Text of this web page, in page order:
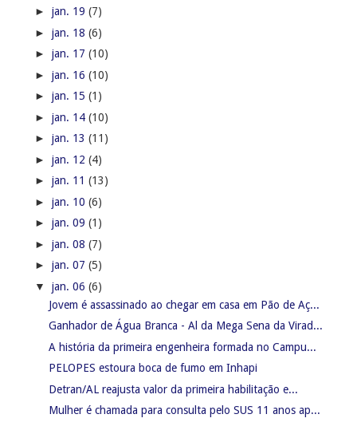
► jan. 19 (7)
► jan. 18 (6)
► jan. 17 (10)
► jan. 16 (10)
► jan. 15 (1)
► jan. 14 (10)
► jan. 13 (11)
► jan. 12 (4)
► jan. 11 (13)
► jan. 10 (6)
► jan. 09 (1)
► jan. 08 (7)
► jan. 07 (5)
▼ jan. 06 (6)
Jovem é assassinado ao chegar em casa em Pão de Aç...
Ganhador de Água Branca - Al da Mega Sena da Virad...
A história da primeira engenheira formada no Campu...
PELOPES estoura boca de fumo em Inhapi
Detran/AL reajusta valor da primeira habilitação e...
Mulher é chamada para consulta pelo SUS 11 anos ap...